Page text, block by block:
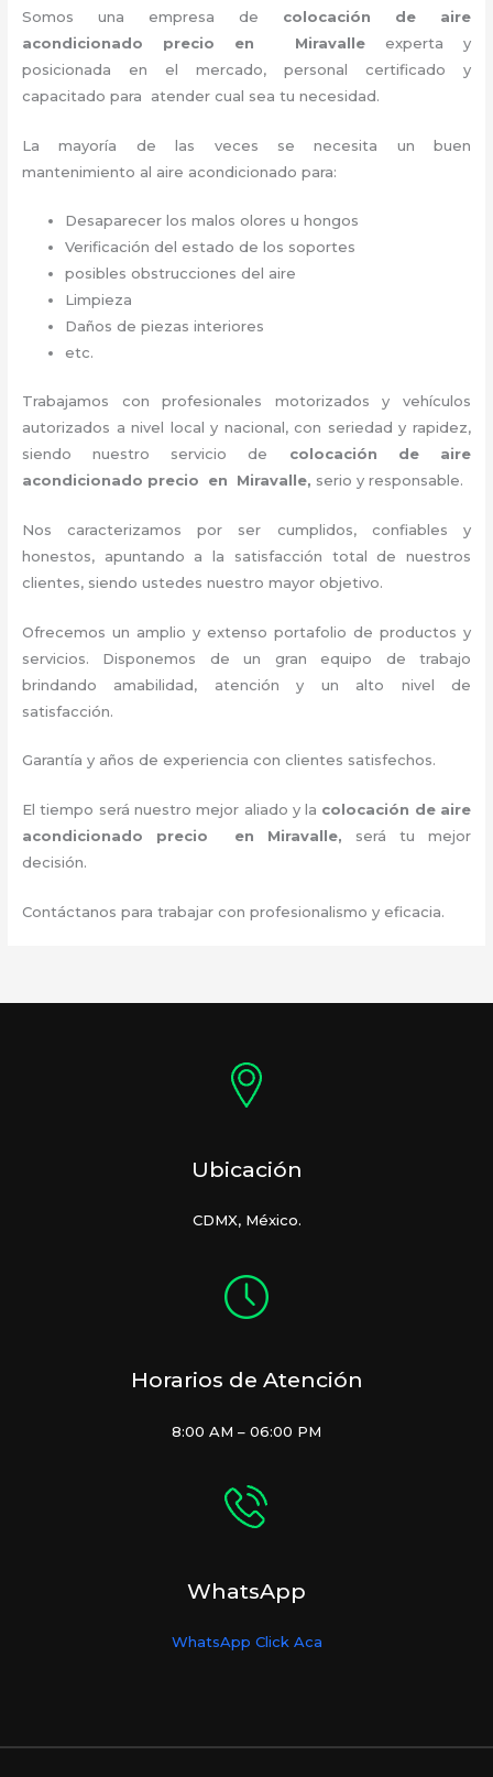
Somos una empresa de colocación de aire
acondicionado precio en Miravalleexperta y
posicionada en el mercado, personal certificado y
capacitado para atender cual sea tu necesidad.
La mayoría de las veces se necesita un buen
mantenimiento al aire acondicionado para:
Desaparecer los malos olores u hongos
Verificación del estado de los soportes
posibles obstrucciones del aire
Limpieza
Daños de piezas interiores
etc.
Trabajamos con profesionales motorizados y vehículos
autorizados a nivel local y nacional, con seriedad y rapidez,
siendo nuestro servicio de colocación de aire
acondicionado precio en Miravalle, serio y responsable.
Nos caracterizamos por ser cumplidos, confiables y
honestos, apuntando a la satisfacción total de nuestros
clientes, siendo ustedes nuestro mayor objetivo.
Ofrecemos un amplio y extenso portafolio de productos y
servicios. Disponemos de un gran equipo de trabajo
brindando amabilidad, atención y un alto nivel de
satisfacción.
Garantía y años de experiencia con clientes satisfechos.
El tiempo será nuestro mejor aliado y la colocación de aire
acondicionado precio en Miravalle, será tu mejor
decisión.
Contáctanos para trabajar con profesionalismo y eficacia.
Ubicación
CDMX, México.
Horarios de Atención
8:00 AM – 06:00 PM
WhatsApp
WhatsApp Click Aca